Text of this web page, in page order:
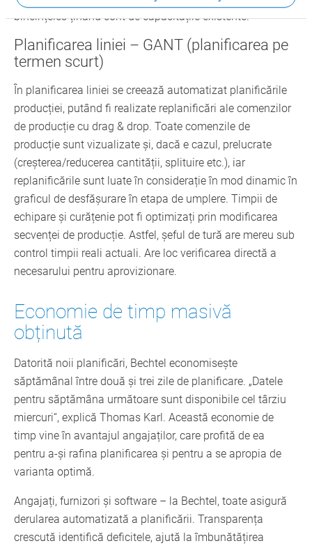
bineînțeles ținând cont de capacitățile existente.
Planificarea liniei – GANT (planificarea pe
termen scurt)
În planificarea liniei se creează automatizat planificările
producției, putând fi realizate replanificări ale comenzilor
de producție cu drag & drop. Toate comenzile de
producție sunt vizualizate și, dacă e cazul, prelucrate
(creșterea/reducerea cantității, splituire etc.), iar
replanificările sunt luate în considerație în mod dinamic în
graficul de desfășurare în etapa de umplere. Timpii de
echipare și curățenie pot fi optimizați prin modificarea
secvenței de producție. Astfel, șeful de tură are mereu sub
control timpii reali actuali. Are loc verificarea directă a
necesarului pentru aprovizionare.
Economie de timp masivă
obținută
Datorită noii planificări, Bechtel economisește
săptămânal între două și trei zile de planificare. „Datele
pentru săptămâna următoare sunt disponibile cel târziu
miercuri“, explică Thomas Karl. Această economie de
timp vine în avantajul angajaților, care profită de ea
pentru a-și rafina planificarea și pentru a se apropia de
varianta optimă.
Angajați, furnizori și software – la Bechtel, toate asigură
derularea automatizată a planificării. Transparența
crescută identifică deficitele, ajută la îmbunătățirea